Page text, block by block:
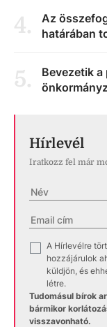
4.
Az
határában
5.
Bevezetik
Hírlevél
Iratkozz fel már
A Hírlevélre
hozzájárulok
küldjön, és
létre.
Tudomásul bírok
bármikor
visszavonható.